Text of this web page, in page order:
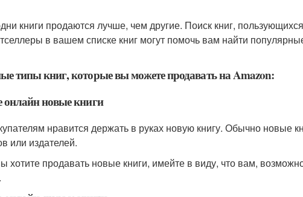
книги продаются лучше, чем другие. Поиск книг,
в вашем списке книг могут помочь вам найти
типы книг, которые вы можете продавать на Amazon:
онлайн новые книги
нравится держать в руках новую книгу. Обычно новые
или издателей.
хотите продавать новые книги, имейте в виду, что вам,